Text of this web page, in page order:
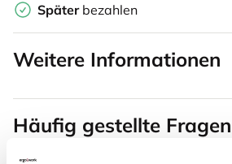
Später bezahlen
Weitere Informationen
Häufig gestellte Fragen